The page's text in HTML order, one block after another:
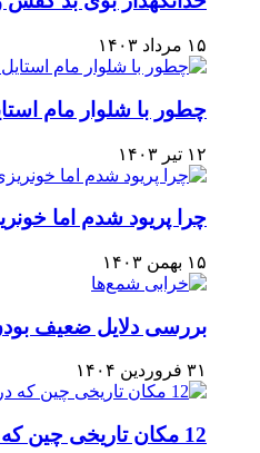
۱۵ مرداد ۱۴۰۳
چطور با شلوار مام
۱۲ تیر ۱۴۰۳
چرا پریود شدم اما خونریزی ندارم؟ ۹ علت
۱۵ بهمن ۱۴۰۳
بررسی دلایل ضعیف
۳۱ فروردین ۱۴۰۴
12 مکان تاریخی چین که در هیچ جای دنیا نمی‌بینید